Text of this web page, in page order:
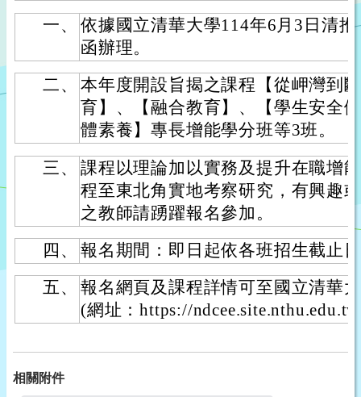
一、
依據國立清華大學114年6月3日清
函辦理。
二、
本年度開設旨揭之課程【從岬灣到
育】、【融合教育】、【學生安全
體素養】專長增能學分班等3班。
三、
課程以理論加以實務及提升在職增
程至東北角實地考察研究，有興趣
之教師請踴躍報名參加。
四、
報名期間：即日起依各班招生截止
五、
報名網頁及課程詳情可至國立清華
(網址：https://
相關附件